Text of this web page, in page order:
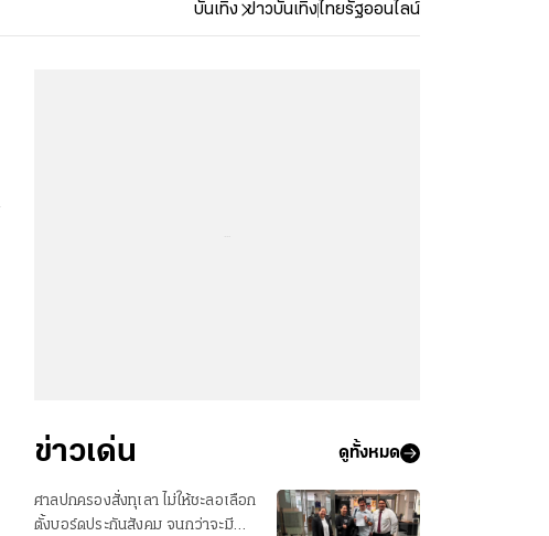
บันเทิง ข่าวบันเทิงไทยรัฐออนไลน์
ข่าวเด่น ดูทั้งหมด
ศาลปกครองสั่งทุเลา ไม่ให้ชะลอเลือก
ตั้งบอร์ดประกันสังคม จนกว่าจะมีคำ